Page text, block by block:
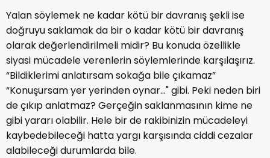
Yalan söylemek ne kadar kötü bir davranış şekli ise
doğruyu saklamak da bir o kadar kötü bir davranış
olarak değerlendirilmeli midir? Bu konuda özellikle
siyasi mücadele verenlerin söylemlerinde karşılaşırız.
“Bildiklerimi anlatırsam sokağa bile çıkamaz”
“Konuşursam yer yerinden oynar..." gibi. Peki neden biri
de çıkıp anlatmaz? Gerçeğin saklanmasının kime ne
gibi yararı olabilir. Hele bir de rakibinizin mücadeleyi
kaybedebileceği hatta yargı karşısında ciddi cezalar
alabileceği durumlarda bile.